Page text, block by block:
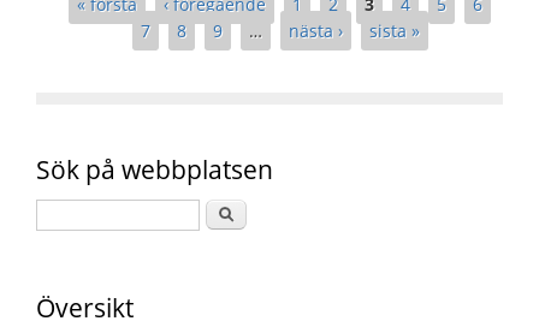
Sidor« första ‹ föregående 1 2 3 4 5
6
7
8 9 … nästa › sista »
Sök på webbplatsen
Översikt